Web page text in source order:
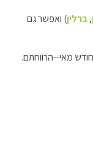
,ברלין) ואפשר גם
מאי--הרווחתם.